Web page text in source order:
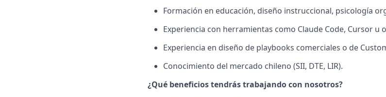
Formación en educación, diseño instruccional, psicología
Experiencia con herramientas como Claude Code, Cursor u
Experiencia en diseño de playbooks comerciales o de
Conocimiento del mercado chileno (SII, DTE, LIR).
¿Qué beneficios tendrás trabajando con nosotros?